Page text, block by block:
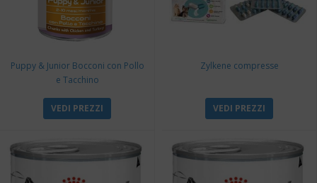
Puppy & Junior Bocconi con Pollo
e Tacchino
VEDI PREZZI
Zylkene compresse
VEDI PREZZI